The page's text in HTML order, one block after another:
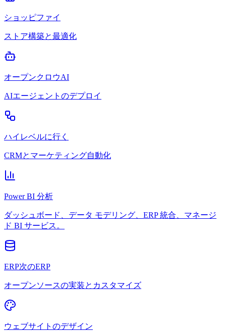
ショッピファイ
ストア構築と最適化
オープンクロウAI
AIエージェントのデプロイ
ハイレベルに行く
CRMとマーケティング自動化
Power BI 分析
ダッシュボード、データ モデリング、ERP 統合、マネージ
ド BI サービス。
ERP次のERP
オープンソースの実装とカスタマイズ
ウェブサイトのデザイン